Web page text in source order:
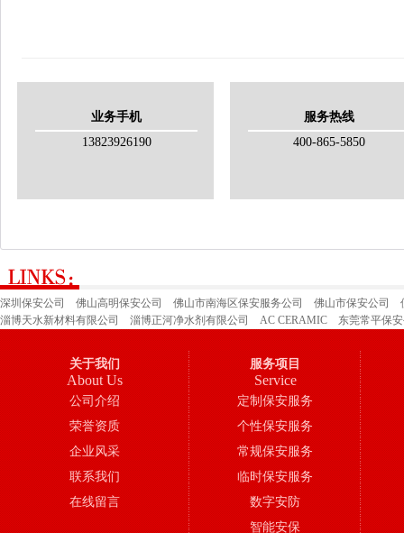
业务手机
13823926190
服务热线
400-865-5850
深圳保安公司 佛山高明保安公司 佛山市南海区保安服务公司 佛山市保安公司
淄博天水新材料有限公司
淄博正河净水剂有限公司 AC CERAMIC
东莞常平保
关于我们
About Us
公司介绍
荣誉资质
企业风采
联系我们
在线留言
服务项目
Service
定制保安服务
个性保安服务
常规保安服务
临时保安服务
数字安防
智能安保